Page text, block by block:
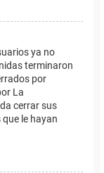
ya no
terminaron
por
La
cerrar sus
le hayan